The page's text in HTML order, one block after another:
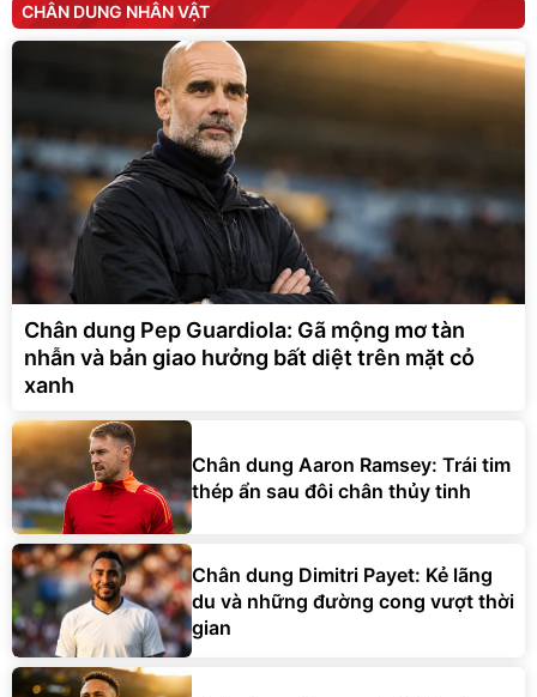
CHÂN DUNG NHÂN VẬT
Chân dung Pep Guardiola: Gã mộng mơ tàn
nhẫn và bản giao hưởng bất diệt trên mặt cỏ
xanh
Chân dung Aaron Ramsey: Trái tim
thép ẩn sau đôi chân thủy tinh
Chân dung Dimitri Payet: Kẻ lãng
du và những đường cong vượt thời
gian